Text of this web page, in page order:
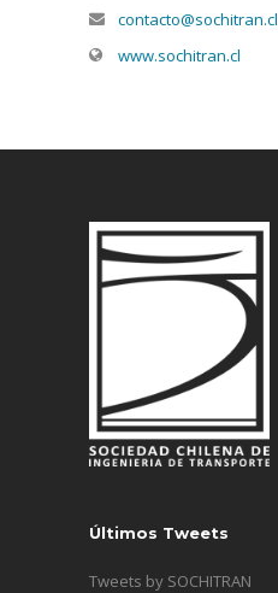
contacto@sochitran.cl
www.sochitran.cl
Últimos Tweets
Tweets by SOCHITRAN